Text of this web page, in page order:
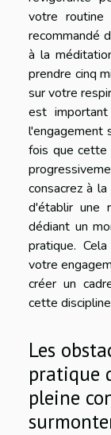
votre routine
recommandé
à la
prendre cinq
sur votre
est
l'engagement
fois que cette
consacrez à
d'établir une
dédiant un
pratique.
votre
créer un
cette
Les
pratique
pleine